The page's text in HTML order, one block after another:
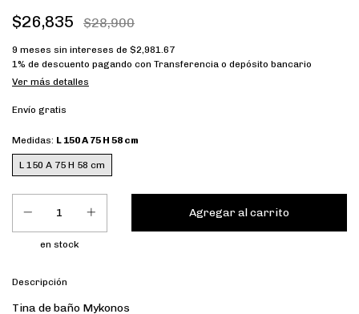
$26,835 $28,900
9 meses sin intereses de $2,981.67
1% de descuento pagando con Transferencia o depósito bancario
Ver más detalles
Envío gratis
Medidas: L 150 A 75 H 58 cm
L 150 A 75 H 58 cm
en stock
Descripción
Tina de baño Mykonos